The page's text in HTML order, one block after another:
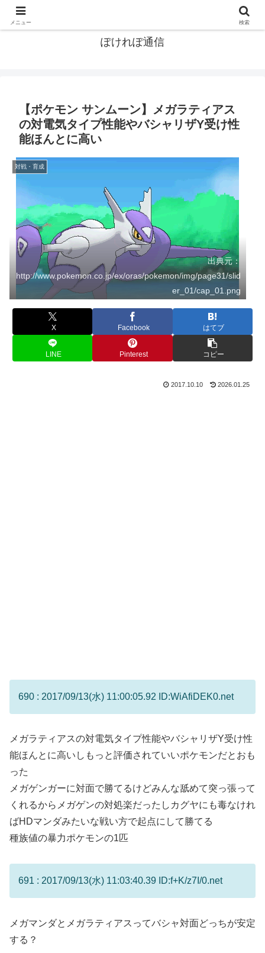
ぽけれぽ通信
【ポケモン サンムーン】メガラティアス
の対電気タイプ性能やバシャリザY受け性
能ほんとに高い
対戦・育成
出典元：
http://www.pokemon.co.jp/ex/oras/pokemon/img/page31/slid
er_01/cap_01.png
X Facebook はてブ
LINE Pinterest コピー
2017.10.10 2026.01.25
690 : 2017/09/13(水) 11:00:05.92 ID:WiAfiDEK0.net
メガラティアスの対電気タイプ性能やバシャリザY受け性
能ほんとに高いしもっと評価されていいポケモンだとおも
った
メガゲンガーに対面で勝てるけどみんな舐めて突っ張って
くれるからメガゲンの対処楽だったしカグヤにも毒なけれ
ばHDマンダみたいな戦い方で起点にして勝てる
種族値の暴力ポケモンの1匹
691 : 2017/09/13(水) 11:03:40.39 ID:f+K/z7I/0.net
メガマンダとメガラティアスってバシャ対面どっちが安定
する？
メニュー 検索